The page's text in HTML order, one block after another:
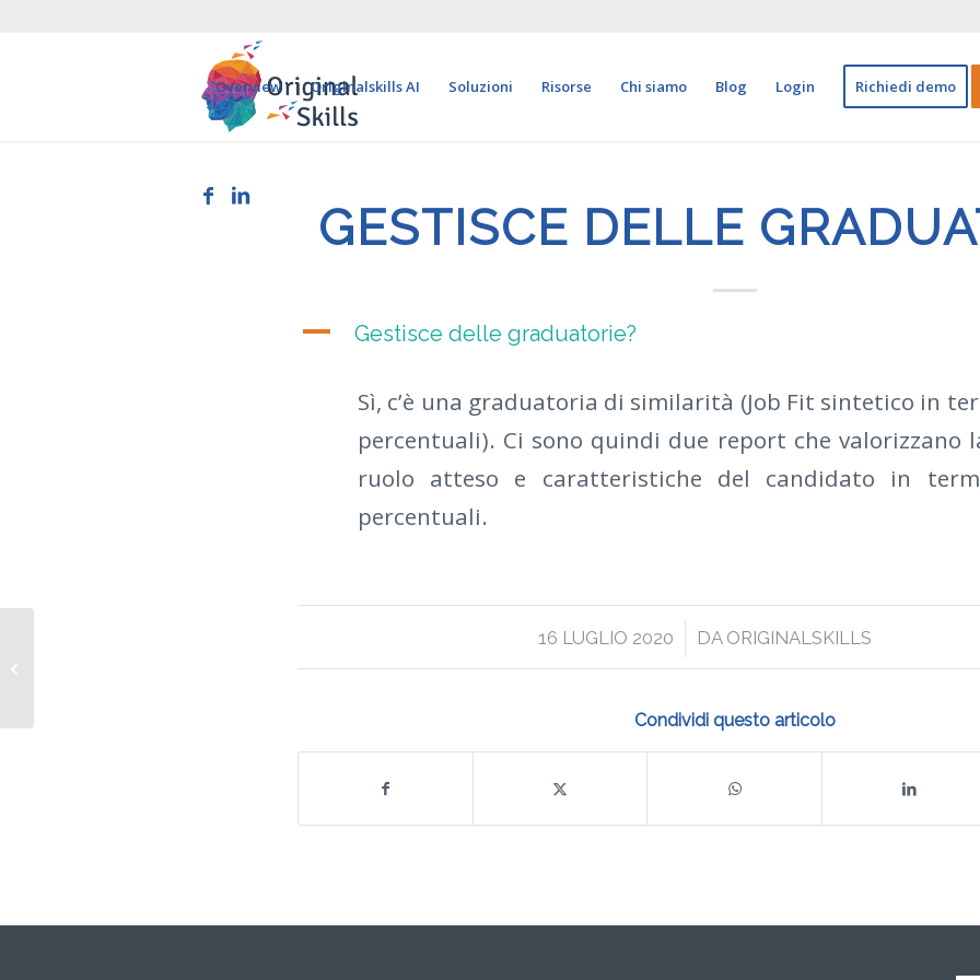
Overview Originalskills AI Soluzioni Risorse Chi siamo Blog Login Richiedi demo
GESTISCE DELLE
A Gestisce delle graduatorie?
Sì, c’è una graduatoria di similarità (Job Fit sintetico in
percentuali). Ci sono quindi due report che valorizzano
ruolo atteso e caratteristiche del candidato in
percentuali.
16 LUGLIO 2020
/ DA ORIGINALSKILLS
Condividi questo articolo